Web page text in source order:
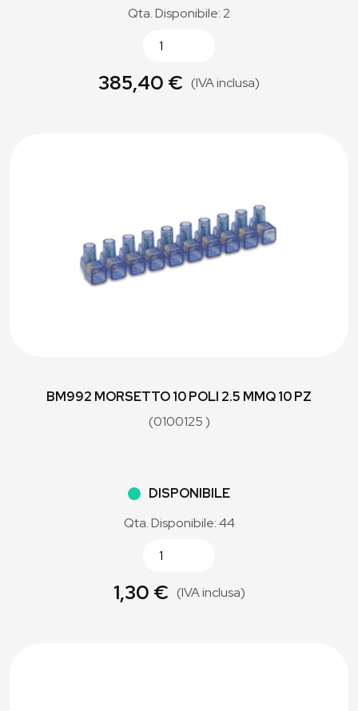
Qta. Disponibile: 2
385,40 € (IVA inclusa)
BM992 MORSETTO 10 POLI 2.5 MMQ 10 PZ
(0100125 )
DISPONIBILE
Qta. Disponibile: 44
1,30 € (IVA inclusa)